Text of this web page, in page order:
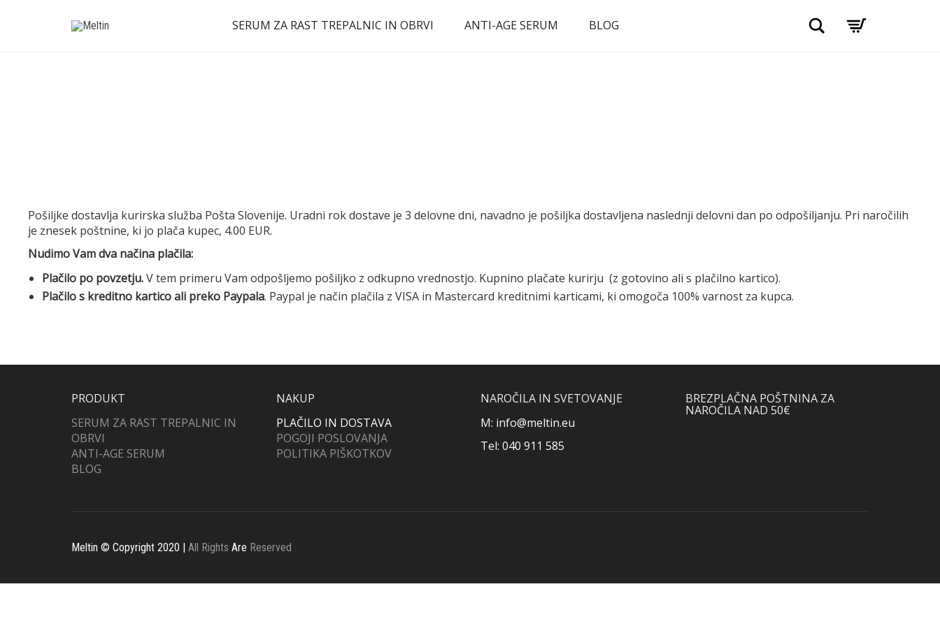
SERUM ZA RAST TREPALNIC IN OBRVI ANTI-AGE SERUM BLOG
Pošiljke dostavlja kurirska služba Pošta Slovenije. Uradni rok dostave je 3 delovne dni, navadno je pošiljka dostavljena naslednji delovni dan po odpošiljanju. Pri naročilih
je znesek poštnine, ki jo plača kupec, 4.00 EUR.
Nudimo Vam dva načina plačila:
Plačilo po povzetju.V tem primeru Vam odpošljemo pošiljko z odkupno vrednostjo. Kupnino plačate kurirju (z gotovino ali s plačilno kartico).
Plačilo s kreditno kartico ali preko Paypala. Paypal je način plačila z VISA in Mastercard kreditnimi karticami, ki omogoča 100% varnost za kupca.
PRODUKT
SERUM ZA RAST TREPALNIC IN
OBRVI
ANTI-AGE SERUM
BLOG
NAKUP
PLAČILO IN DOSTAVA
POGOJI POSLOVANJA
POLITIKA PIŠKOTKOV
NAROČILA IN SVETOVANJE
M: info@meltin.eu
Tel: 040 911 585
BREZPLAČNA POŠTNINA ZA
NAROČILA NAD 50€
Meltin © Copyright 2020 | All Rights Are Reserved